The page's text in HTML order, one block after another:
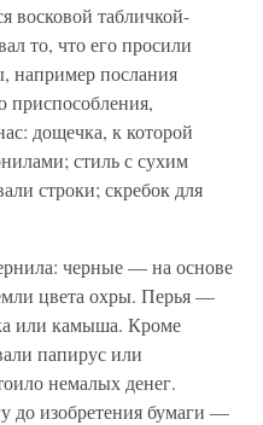
восковой табличкой-
то, что его просили
например послания
дощечка, к которой
стиль с сухим
строки; скребок для
черные — на основе
цвета охры. Перья —
или камыша. Кроме
папирус или
немалых денег.
до изобретения бумаги —